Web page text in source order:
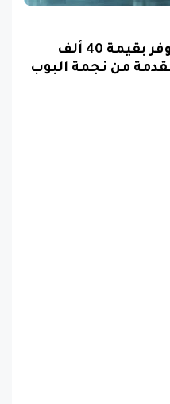
مسابقة ربح سيارة لاند روفر بقيمة 40 ألف
من نجمة البوب